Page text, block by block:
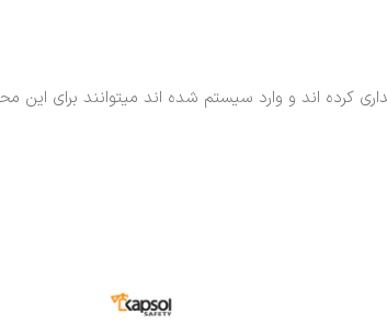
کرده اند و وارد سیستم شده اند میتوانند برای این